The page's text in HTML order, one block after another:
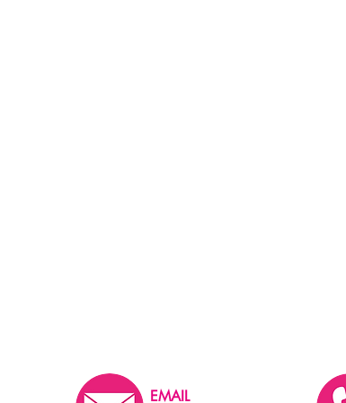
EMAIL